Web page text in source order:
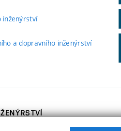
inženýrství
a dopravního inženýrství